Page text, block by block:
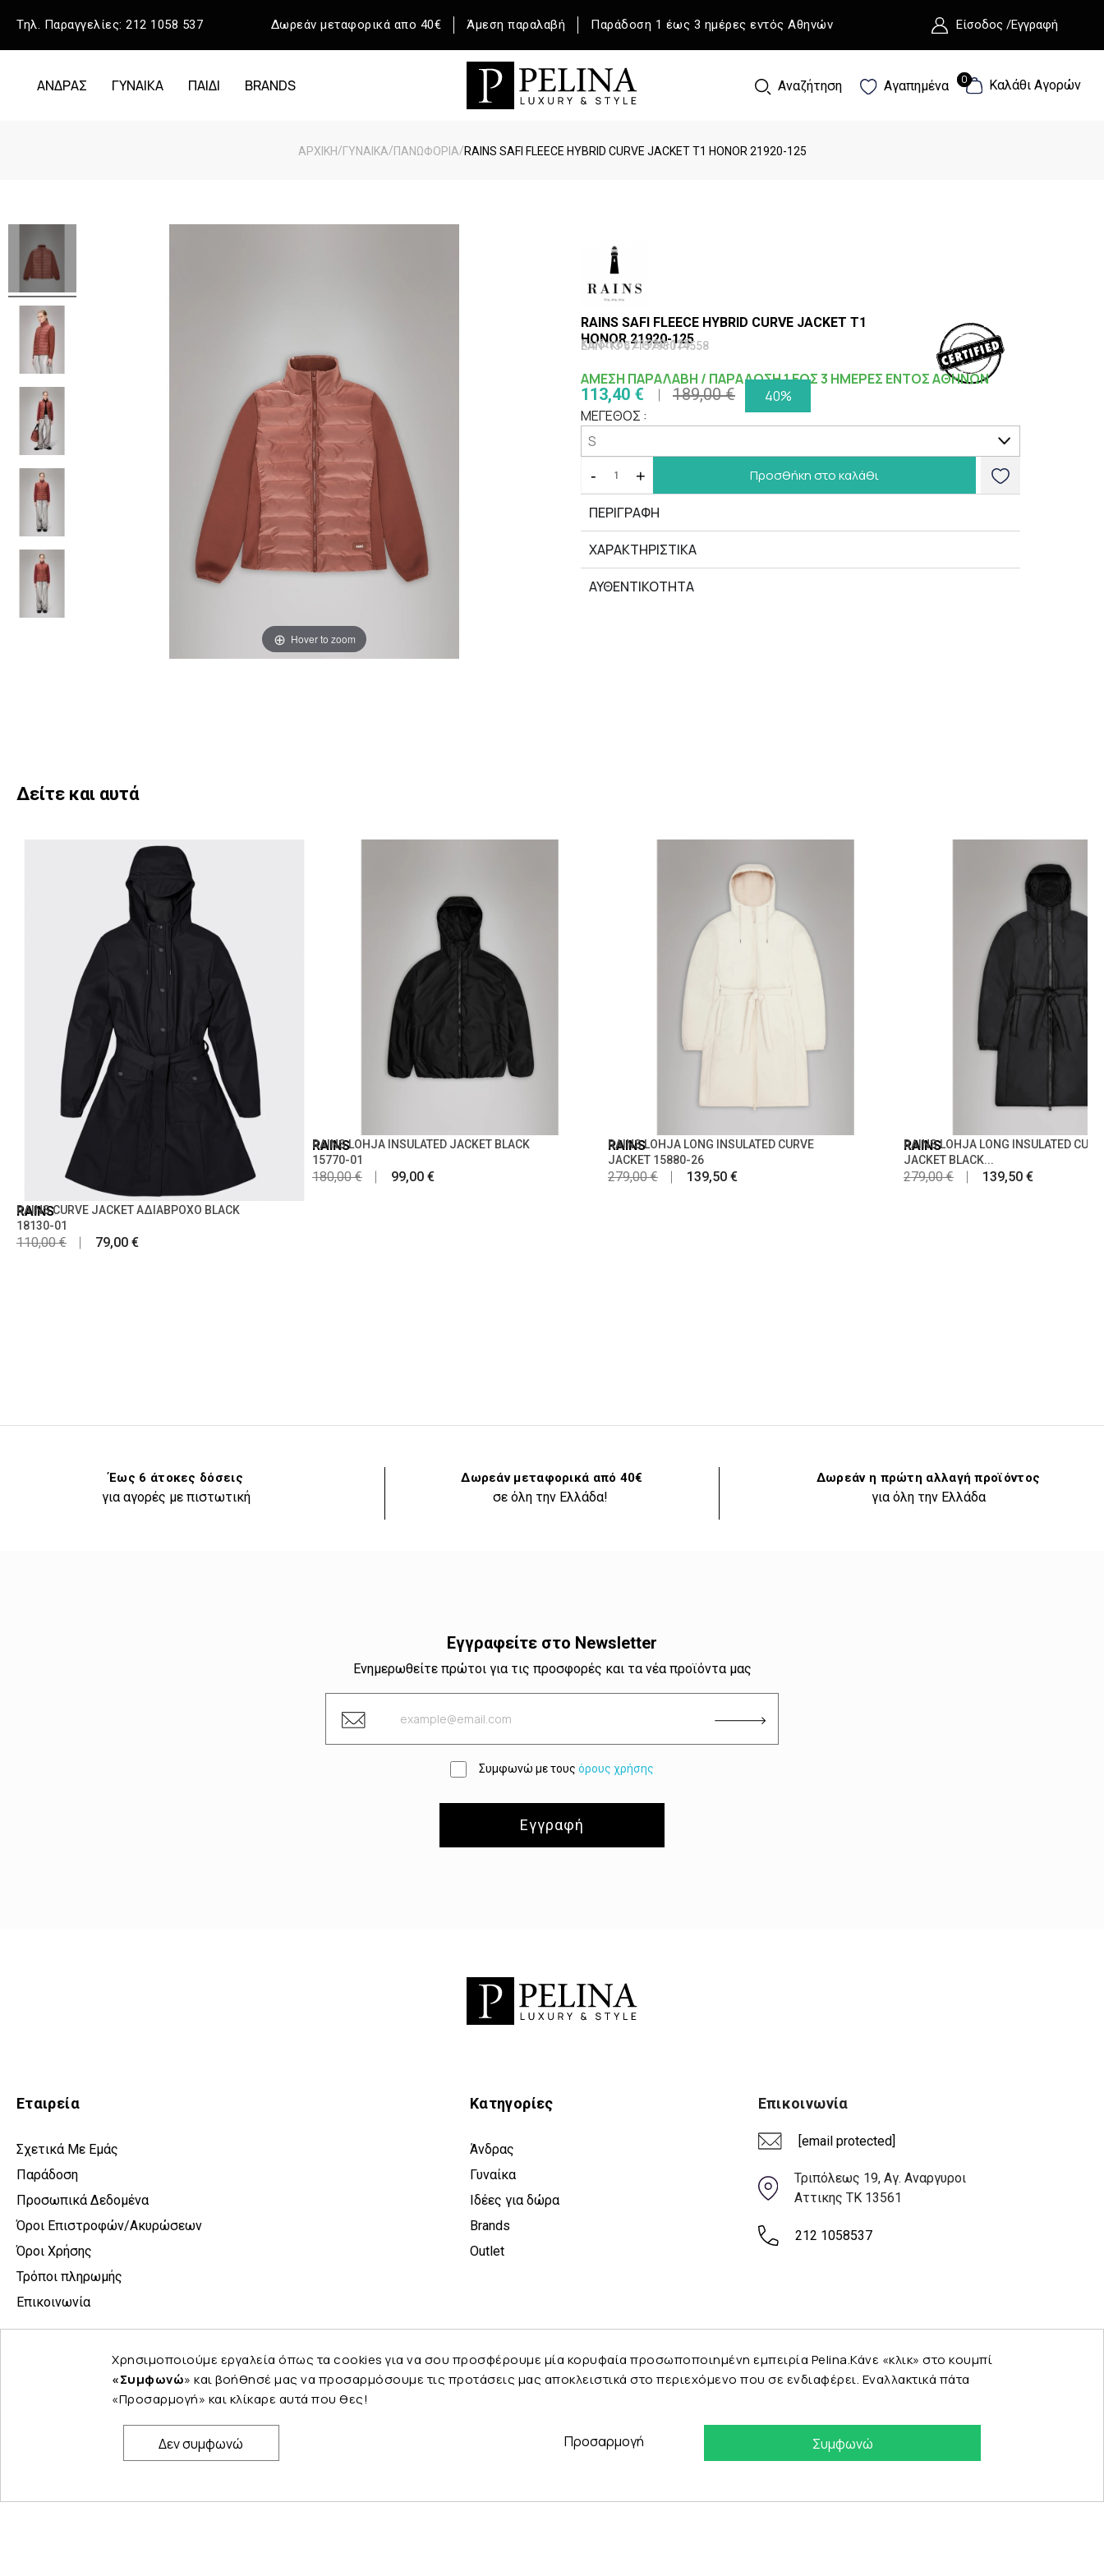
Τηλ. Παραγγελίες: 212 1058 537 Δωρεάν μεταφορικά απο 40€ Άμεση παραλαβή Παράδοση 1 έως 3 ημέρες εντός Αθηνών Είσοδος /Εγγραφή
ΑΝΔΡΑΣ ΓΥΝΑΙΚΑ ΠΑΙΔΙ BRANDS Αναζήτηση Αγαπημένα 0 Καλάθι Αγορών
0
ΑΡΧΙΚΉ/ΓΥΝΑΙΚΑ/ΠΑΝΩΦΟΡΙΑ/RAINS SAFI FLEECE HYBRID CURVE JACKET T1 HONOR 21920-125
Hover to zoom
RAINS SAFI FLEECE HYBRID CURVE JACKET T1
HONOR 21920-125
Κωδικός 21920-125
EAN-13 5715793014558
ΑΜΕΣΗ ΠΑΡΑΛΑΒΗ / ΠΑΡΑΔΟΣΗ 1 ΕΩΣ 3 ΗΜΕΡΕΣ ΕΝΤΟΣ ΑΘΗΝΩΝ
113,40 € 189,00 €
40%
ΜΕΓΕΘΟΣ :
- + Προσθήκη στο καλάθι
ΠΕΡΙΓΡΑΦΗ
ΧΑΡΑΚΤΗΡΙΣΤΙΚΆ
ΑΥΘΕΝΤΙΚΟΤΗΤΑ
Δείτε και αυτά
RAINS
RAINS CURVE JACKET ΑΔΙΑΒΡΟΧΟ BLACK
18130-01
110,00 € 79,00 €
RAINS
RAINS LOHJA INSULATED JACKET BLACK
15770-01
180,00 € 99,00 €
RAINS
RAINS LOHJA LONG INSULATED CURVE
JACKET 15880-26
279,00 € 139,50 €
RAINS
RAINS LOHJA LONG INSULATED
JACKET BLACK...
279,00 € 139,50 €
Έως 6 άτοκες δόσεις
για αγορές με πιστωτική
Δωρεάν μεταφορικά από 40€
σε όλη την Ελλάδα!
Δωρεάν η πρώτη αλλαγή προϊόντος
για όλη την Ελλάδα
Εγγραφείτε στο Newsletter
Ενημερωθείτε πρώτοι για τις προσφορές και τα νέα προϊόντα μας
Συμφωνώ με τους όρους χρήσης
Εγγραφή
Εταιρεία
Σχετικά Με Εμάς
Παράδοση
Προσωπικά Δεδομένα
Όροι Επιστροφών/Ακυρώσεων
Όροι Χρήσης
Τρόποι πληρωμής
Επικοινωνία
Κατηγορίες
Άνδρας
Γυναίκα
Ιδέες για δώρα
Brands
Outlet
Επικοινωνία
[email protected]
Τριπόλεως 19, Αγ. Αναργυροι
Αττικης ΤΚ 13561
212 1058537
Χρησιμοποιούμε εργαλεία όπως τα cookies για να σου προσφέρουμε μία κορυφαία προσωποποιημένη εμπειρία Pelina.Κάνε «κλικ» στο κουμπί
«Συμφωνώ» και βοήθησέ μας να προσαρμόσουμε τις προτάσεις μας αποκλειστικά στο περιεχόμενο που σε ενδιαφέρει. Εναλλακτικά πάτα
«Προσαρμογή» και κλίκαρε αυτά που θες!
Συμφωνώ
Δεν συμφωνώ Προσαρμογή